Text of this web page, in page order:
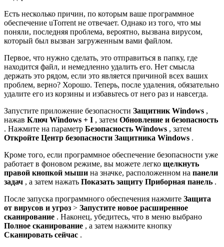
Есть несколько причин, по которым ваше программное
обеспечение uTorrent не отвечает. Однако из того, что мы
поняли, последняя проблема, вероятно, вызвана вирусом,
который был вызван загруженным вами файлом.
Первое, что нужно сделать, это отправиться в папку, где
находится файл, и немедленно удалить его. Нет смысла
держать это рядом, если это является причиной всех ваших
проблем, верно? Хорошо. Теперь, после удаления, обязательно
удалите его из корзины и избавьтесь от него раз и навсегда.
Запустите приложение безопасности Защитник Windows ,
нажав Ключ Windows + I , затем Обновление и безопасность
. Нажмите на параметр Безопасность Windows , затем
Откройте Центр безопасности Защитника Windows .
Кроме того, если программное обеспечение безопасности уже
работает в фоновом режиме, вы можете легко щелкнуть
правой кнопкой мыши на значке, расположенном на панели
задач , а затем нажать Показать защиту Приборная панель .
После запуска программного обеспечения нажмите Защита
от вирусов и угроз > Запустите новое расширенное
сканирование . Наконец, убедитесь, что в меню выбрано
Полное сканирование , а затем нажмите кнопку
Сканировать сейчас .